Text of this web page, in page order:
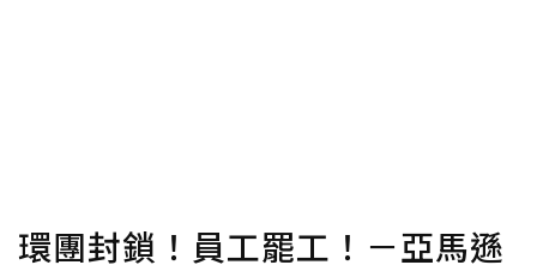
環團封鎖！員工罷工！－亞馬遜